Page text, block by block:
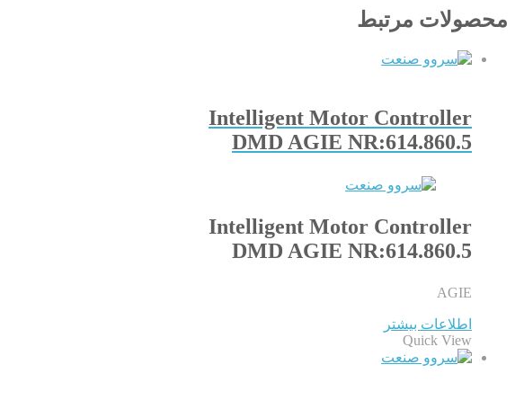
محصولات مرتبط
Intelligent Motor Controller
DMD AGIE NR:614.860.5
Intelligent Motor Controller
DMD AGIE NR:614.860.5
AGIE
اطلاعات بیشتر
Quick View